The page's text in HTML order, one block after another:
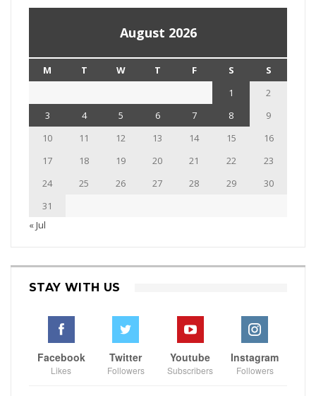
August 2026
M T W T F S
S
1
2
3
4 5 6 7 8
9
10
11 12 13 14 15
16
17
18 19 20 21 22
23
24
25 26 27 28 29
30
31
« Jul
STAY WITH US
Facebook
Likes
Twitter
Followers
Youtube
Subscribers
Instagram
Followers